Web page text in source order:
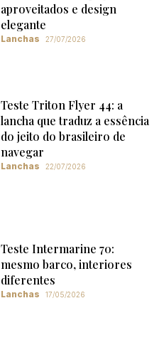
aproveitados e design
elegante
Lanchas 27/07/2026
Teste Triton Flyer 44: a
lancha que traduz a essência
do jeito do brasileiro de
navegar
Lanchas 22/07/2026
Teste Intermarine 70:
mesmo barco, interiores
diferentes
Lanchas 17/05/2026